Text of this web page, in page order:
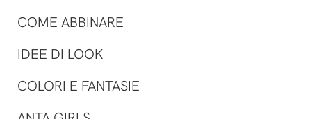
COME ABBINARE
IDEE DI LOOK
COLORI E FANTASIE